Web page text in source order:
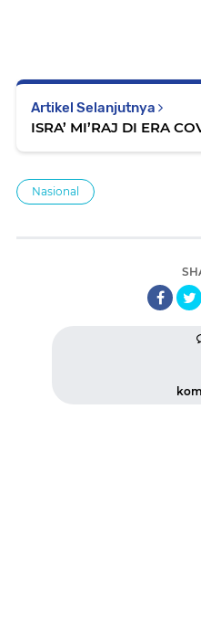
Artikel Selanjutnya
ISRA’ MI’RAJ DI ERA
Nasional